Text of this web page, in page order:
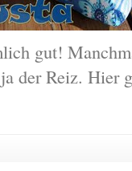
gut!
der Reiz. Hier